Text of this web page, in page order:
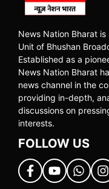
News Nation Bharat
Unit of Bhushan
Established as a
News Nation Bharat
news channel in the
providing in-depth,
discussions on
interests.
FOLLOW US